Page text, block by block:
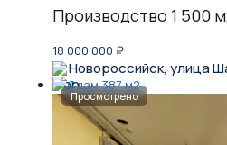
Производство 1 500
18 000 000 ₽
Новороссийск, улица